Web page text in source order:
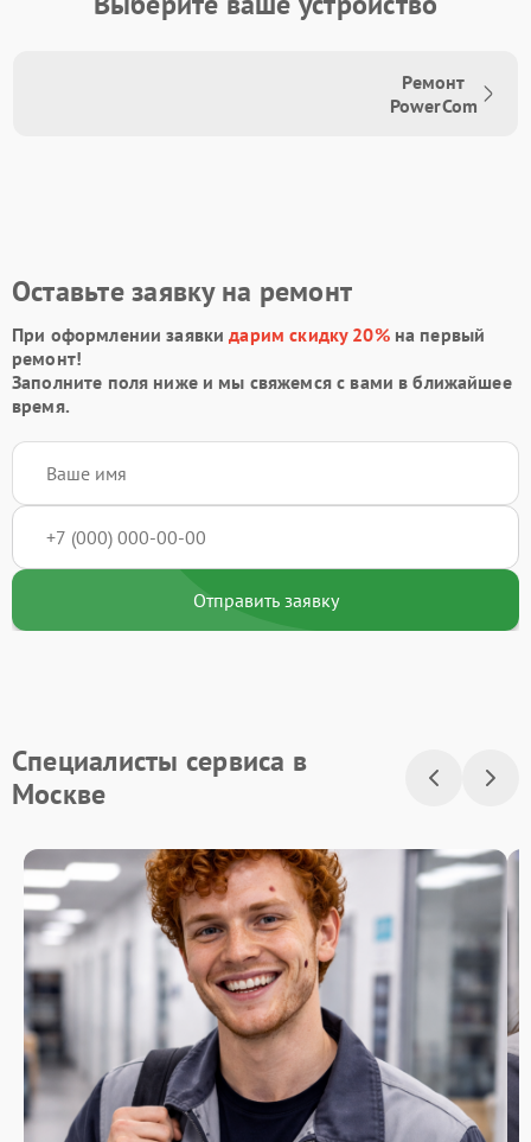
Ремонт
PowerCom
Оставьте заявку на ремонт
При оформлении заявкидарим скидку 20%на первый
ремонт!
Заполните поля ниже и мы свяжемся с вами в ближайшее
время.
Отправить заявку
Специалисты сервиса в
Москве